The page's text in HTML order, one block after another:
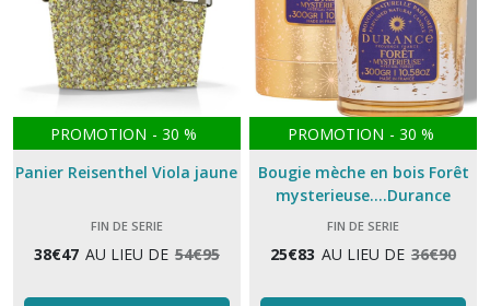
PROMOTION - 30 %
Panier Reisenthel Viola jaune
FIN DE SERIE
38€47 AU LIEU DE 54€95
PROMOTION - 30 %
Bougie mèche en bois Forêt
mysterieuse....Durance
FIN DE SERIE
25€83 AU LIEU DE 36€90